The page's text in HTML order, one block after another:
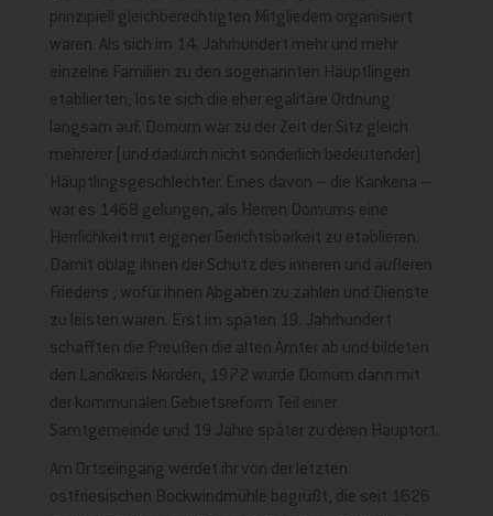
prinzipiell gleichberechtigten Mitgliedern organisiert
waren. Als sich im 14. Jahrhundert mehr und mehr
einzelne Familien zu den sogenannten Häuptlingen
etablierten, löste sich die eher egalitäre Ordnung
langsam auf. Dornum war zu der Zeit der Sitz gleich
mehrerer (und dadurch nicht sonderlich bedeutender)
Häuptlingsgeschlechter. Eines davon – die Kankena –
war es 1468 gelungen, als Herren Dornums eine
Herrlichkeit mit eigener Gerichtsbarkeit zu etablieren.
Damit oblag ihnen der Schutz des inneren und äußeren
Friedens , wofür ihnen Abgaben zu zahlen und Dienste
zu leisten waren. Erst im späten 19. Jahrhundert
schafften die Preußen die alten Ämter ab und bildeten
den Landkreis Norden, 1972 wurde Dornum dann mit
der kommunalen Gebietsreform Teil einer
Samtgemeinde und 19 Jahre später zu deren Hauptort.
Am Ortseingang werdet ihr von der letzten
ostfriesischen Bockwindmühle begrüßt, die seit 1626